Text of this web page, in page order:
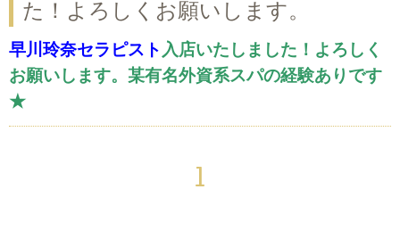
た！よろしくお願いします。
早川玲奈セラピスト入店いたしました！よろしく
お願いします。某有名外資系スパの経験ありです
★
1